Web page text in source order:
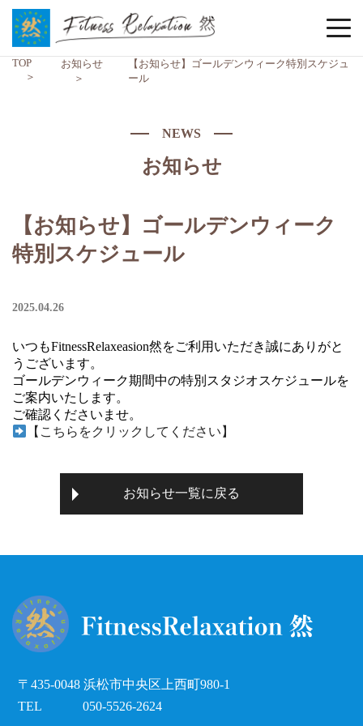
TOP お知らせ
【お知らせ】ゴールデンウィーク特別スケジュ
ール
NEWS
お知らせ
【お知らせ】ゴールデンウィーク
特別スケジュール
2025.04.26
いつもFitnessRelaxeasion然をご利用いただき誠にありがと
うございます。
ゴールデンウィーク期間中の特別スタジオスケジュールを
ご案内いたします。
ご確認くださいませ。
【こちらをクリックしてください】
お知らせ一覧に戻る
〒435-0048 浜松市中央区上西町980-1
TEL
050-5526-2624